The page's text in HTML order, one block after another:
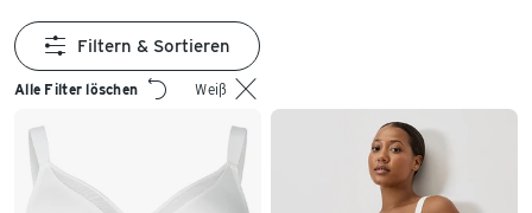
Alle Filter löschen Weiß
Filtern & Sortieren